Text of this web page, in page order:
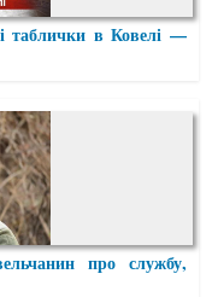
таблички в Ковелі —
про службу,